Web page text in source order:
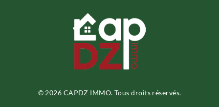
© 2026 CAPDZ IMMO. Tous droits réservés.